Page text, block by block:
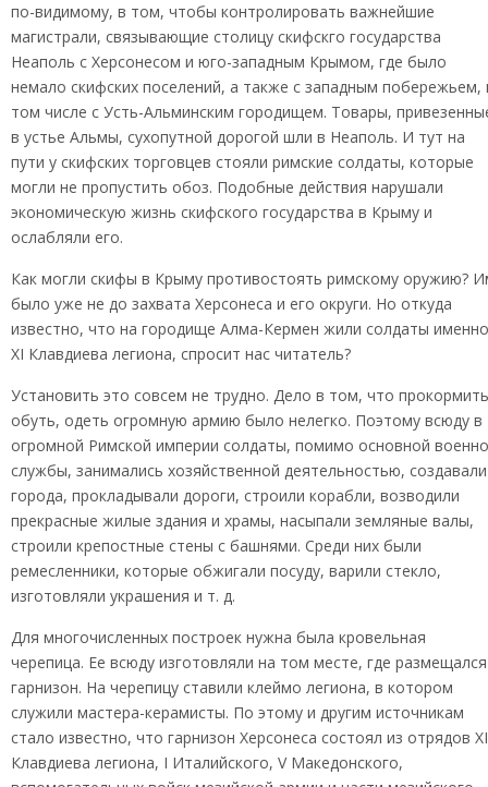
по-видимому, в том, чтобы контролировать важнейшие
магистрали, связывающие столицу скифскго государства
Неаполь с Херсонесом и юго-западным Крымом, где было
немало скифских поселений, а также с западным побережьем,
том числе с Усть-Альминским городищем. Товары,
в устье Альмы, сухопутной дорогой шли в Неаполь. И тут на
пути у скифских торговцев стояли римские солдаты, которые
могли не пропустить обоз. Подобные действия нарушали
экономическую жизнь скифского государства в Крыму и
ослабляли его.
Как могли скифы в Крыму противостоять римскому оружию?
было уже не до захвата Херсонеса и его округи. Но откуда
известно, что на городище Алма-Кермен жили солдаты именно
XI Клавдиева легиона, спросит нас читатель?
Установить это совсем не трудно. Дело в том, что
обуть, одеть огромную армию было нелегко. Поэтому всюду в
огромной Римской империи солдаты, помимо основной
службы, занимались хозяйственной деятельностью, создавали
города, прокладывали дороги, строили корабли, возводили
прекрасные жилые здания и храмы, насыпали земляные валы,
строили крепостные стены с башнями. Среди них были
ремесленники, которые обжигали посуду, варили стекло,
изготовляли украшения и т. д.
Для многочисленных построек нужна была кровельная
черепица. Ее всюду изготовляли на том месте, где размещался
гарнизон. На черепицу ставили клеймо легиона, в котором
служили мастера-керамисты. По этому и другим источникам
стало известно, что гарнизон Херсонеса состоял из отрядов XI
Клавдиева легиона, I Италийского, V Македонского,